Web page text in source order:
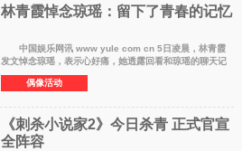
林青霞悼念琼瑶：留下了青春的记忆
中国娱乐网讯 www yule com cn 5日凌晨，林青霞
发文悼念琼瑶，表示心好痛，她透露回看和琼瑶的聊天记
录，琼瑶最后的回复是不错！时间是16天前11月18日
13:22。她曾传给琼瑶一些拍摄她电影的片
偶像活动
《刺杀小说家2》今日杀青 正式官宣
全阵容